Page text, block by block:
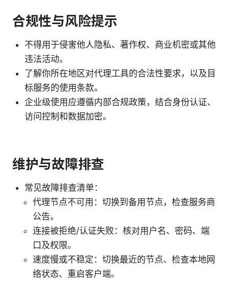
合规性与风险提示
不得用于侵害他人隐私、著作权、商业机密或其他
违法活动。
了解你所在地区对代理工具的合法性要求，以及目
标服务的使用条款。
企业级使用应遵循内部合规政策，结合身份认证、
访问控制和数据加密。
维护与故障排查
常见故障排查清单：
代理节点不可用：切换到备用节点，检查服务商
公告。
连接被拒绝/认证失败：核对用户名、密码、端
口及权限。
速度慢或不稳定：切换最近的节点、检查本地网
络状态、重启客户端。